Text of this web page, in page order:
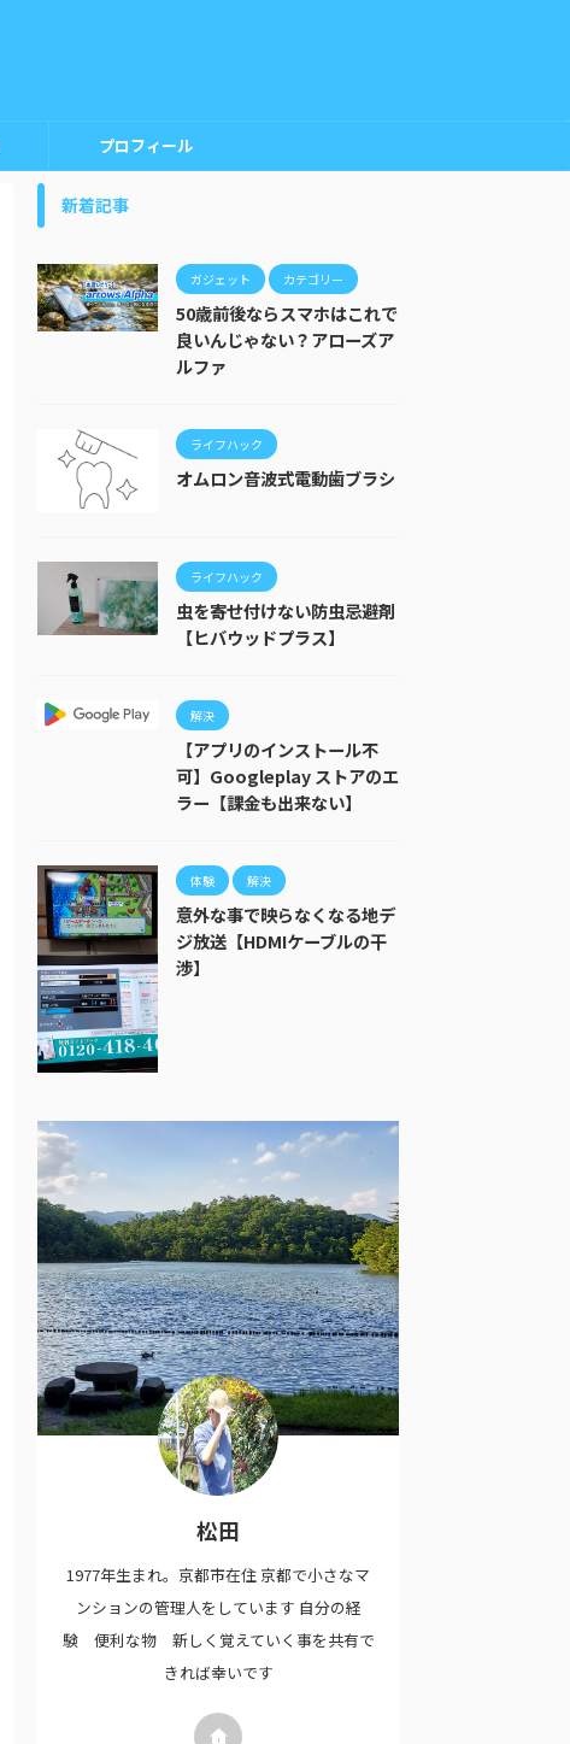
プロフィール
新着記事
ガジェット カテゴリー
50歳前後ならスマホはこれで
良いんじゃない？アローズア
ルファ
ライフハック
オムロン音波式電動歯ブラシ
ライフハック
虫を寄せ付けない防虫忌避剤
【ヒバウッドプラス】
解決
【アプリのインストール不
可】Googleplay ストアのエ
ラー【課金も出来ない】
体験 解決
意外な事で映らなくなる地デ
ジ放送【HDMIケーブルの干
渉】
松田
1977年生まれ。京都市在住 京都で小さなマ
ンションの管理人をしています 自分の経
験 便利な物 新しく覚えていく事を共有で
きれば幸いです